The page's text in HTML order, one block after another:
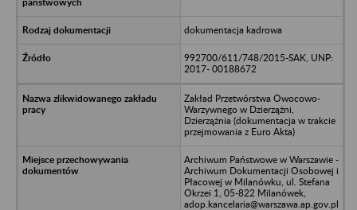
dokumentacja kadrowa
992700/611/748/2015-SAK, UNP:
2017- 00188672
Zakład Przetwórstwa Owocowo-
Warzywnego w Dzierzążni,
Dzierzążnia (dokumentacja w trakcie
przejmowania z Euro Akta)
Archiwum Państwowe w Warszawie -
Archiwum Dokumentacji Osobowej i
Płacowej w Milanówku, ul. Stefana
Okrzei 1, 05-822 Milanówek,
adop.kancelaria@warszawa.ap.gov.pl